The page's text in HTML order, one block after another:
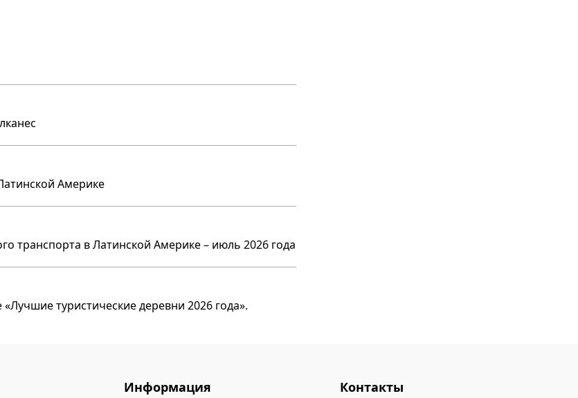
Америке
транспорта в Латинской Америке – июль 2026 года
туристические деревни 2026 года».
Информация Контакты